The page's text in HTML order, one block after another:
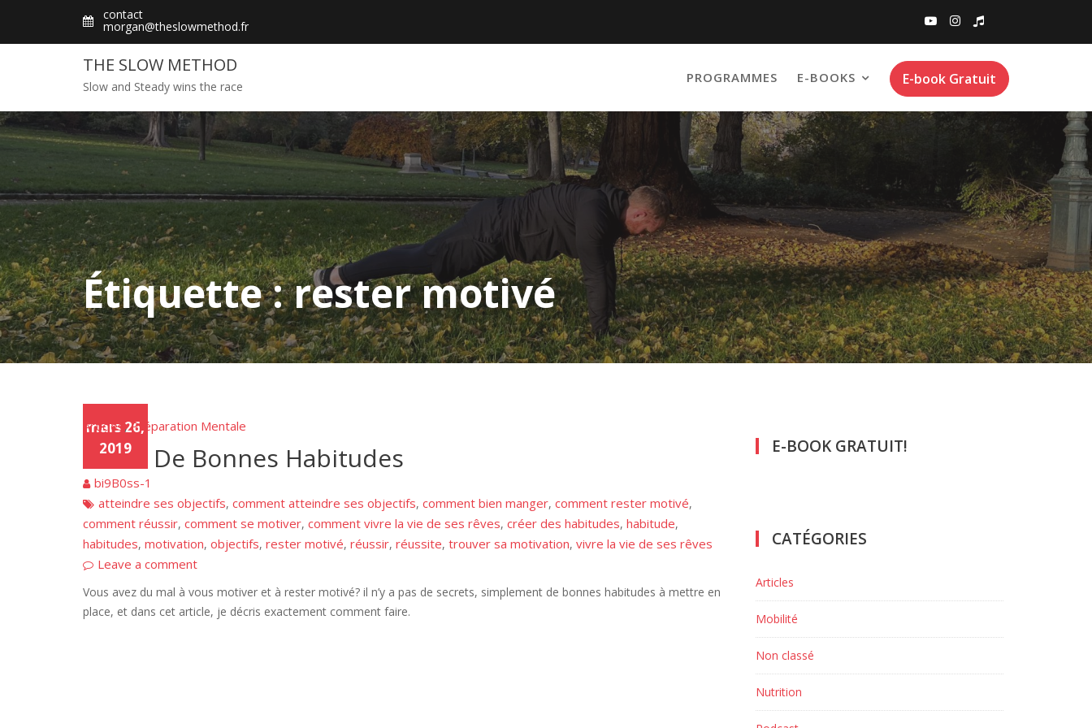
content
contact
morgan@theslowmethod.fr
THE SLOW METHOD
Slow and Steady wins the race E-book Gratuit
PROGRAMMES E-BOOKS
Étiquette : rester motivé
mars 26,
2019
Articles ,Préparation Mentale
Créer De Bonnes Habitudes
bi9B0ss-1
atteindre ses objectifs, comment atteindre ses objectifs, comment bien manger, comment rester motivé,
comment réussir, comment se motiver, comment vivre la vie de ses rêves, créer des habitudes, habitude,
habitudes, motivation, objectifs, rester motivé, réussir, réussite, trouver sa motivation, vivre la vie de ses rêves
Leave a comment
Vous avez du mal à vous motiver et à rester motivé? il n’y a pas de secrets, simplement de bonnes habitudes à mettre en
place, et dans cet article, je décris exactement comment faire.
E-BOOK GRATUIT!
CATÉGORIES
Articles
Mobilité
Non classé
Nutrition